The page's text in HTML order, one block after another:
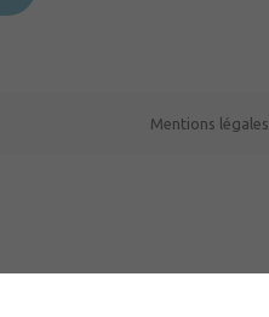
Mentions légales